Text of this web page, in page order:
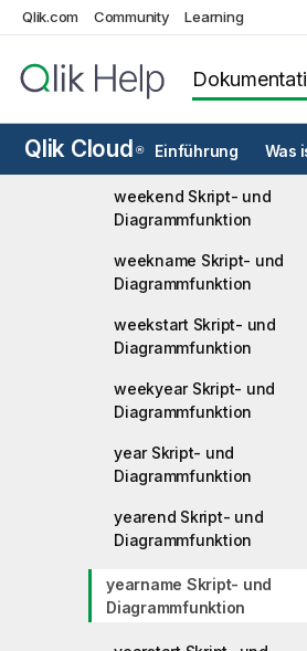
Qlik.com Community Learning
Qlik Cloud ® Einführung Was
Diagrammfunktion
week Skript- und
Diagrammfunktion
Diagrammfunktion
weekend Skript- und
Diagrammfunktion
weekname Skript- und
Diagrammfunktion
weekstart Skript- und
Diagrammfunktion
weekyear Skript- und
Diagrammfunktion
year Skript- und
Diagrammfunktion
yearend Skript- und
Diagrammfunktion
yearname Skript- und
Diagrammfunktion